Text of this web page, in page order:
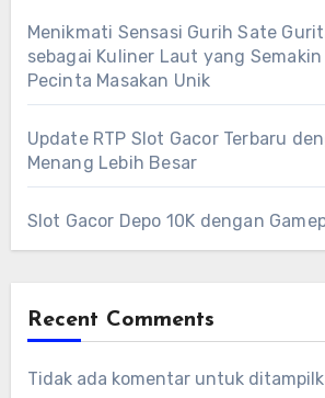
Menikmati Sensasi Gurih Sate
sebagai Kuliner Laut yang
Pecinta Masakan Unik
Update RTP Slot Gacor Terbaru
Menang Lebih Besar
Slot Gacor Depo 10K dengan
Recent Comments
Tidak ada komentar untuk